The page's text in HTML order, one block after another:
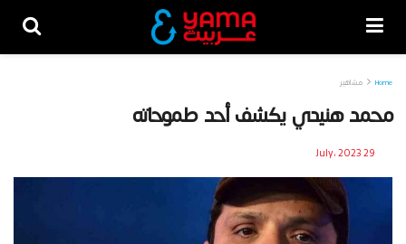
Home مشاهير
محمد هنيدي يكشف أحد طموحاته
29 July، 2023